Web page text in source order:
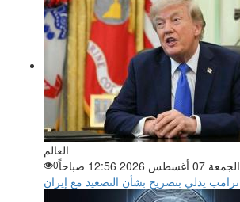
العالم
الجمعة 07 أغسطس 2026 12:56 صباحاً
0
ترامب يدلي بتصريح بشأن التصعيد مع إيران